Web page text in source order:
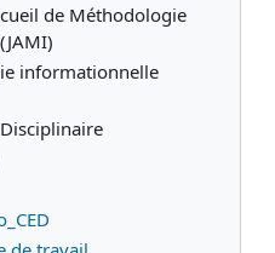
de Méthodologie
informationnelle